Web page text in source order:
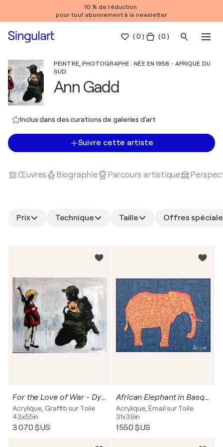
10 % de réduction
pour tout abonnement à la newsletter
(0 ) ( 0 )
PEINTRE, PHOTOGRAPHE · NÉE EN 1958 - AFRIQUE DU
SUD
Ann Gadd
Inclus dans des curations de galeries d'art
Suivre cette artiste
Œuvres Biographie Parcours artistique
Prix Technique Taille Offres
For the Love of War - Dystopia revisited
Acrylique, Graffiti sur Toile
43x55in
3 070 $US
African Elephant in Basquiat colors
Acrylique, Émail sur Toile
31x39in
1 550 $US